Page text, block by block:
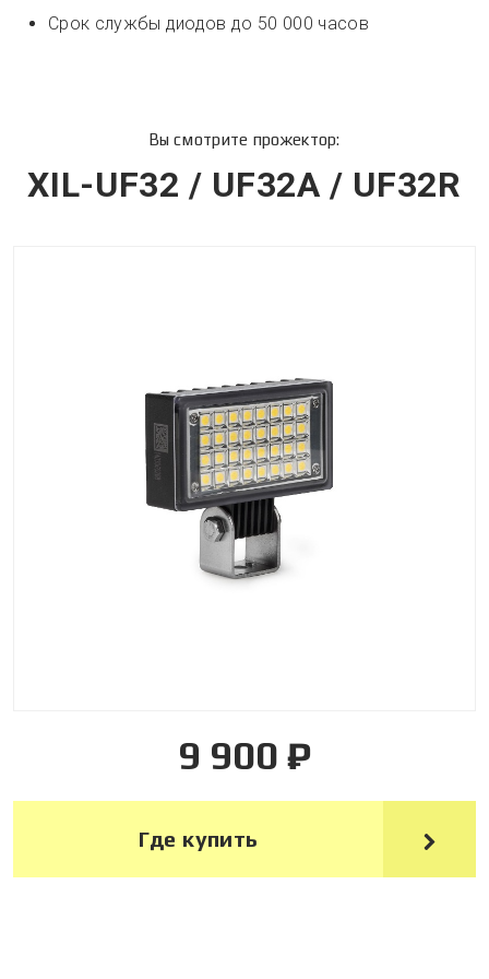
Срок службы диодов до 50 000 часов
Вы смотрите прожектор:
XIL-UF32 / UF32A / UF32R
9 900 ₽
Где купить